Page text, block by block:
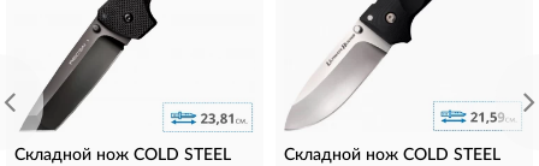
Складной нож COLD STEEL
Складной нож COLD STEEL